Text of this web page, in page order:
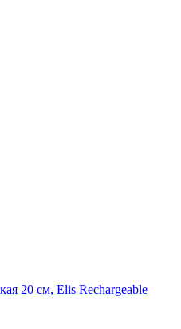
20 см, Elis Rechargeable